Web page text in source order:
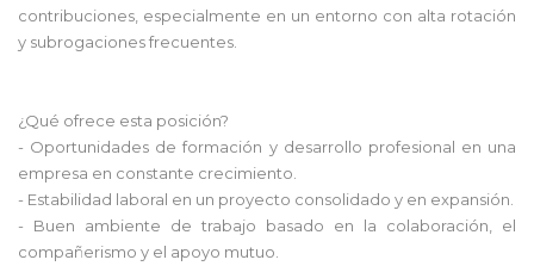
contribuciones, especialmente en un entorno con alta rotación
y subrogaciones frecuentes.
¿Qué ofrece esta posición?
- Oportunidades de formación y desarrollo profesional en una
empresa en constante crecimiento.
- Estabilidad laboral en un proyecto consolidado y en expansión.
- Buen ambiente de trabajo basado en la colaboración, el
compañerismo y el apoyo mutuo.